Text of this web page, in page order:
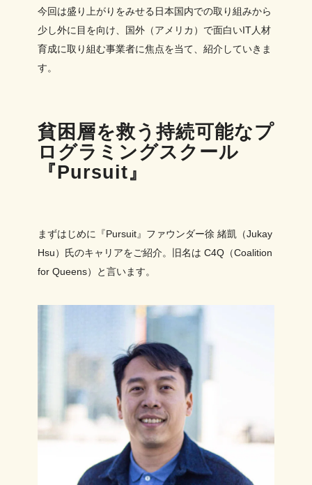
今回は盛り上がりをみせる日本国内での取り組みから
少し外に目を向け、国外（アメリカ）で面白いIT人材
育成に取り組む事業者に焦点を当て、紹介していきま
す。
貧困層を救う持続可能なプ
ログラミングスクール
『Pursuit』
まずはじめに『Pursuit』ファウンダー徐 緒凱（Jukay
Hsu）氏のキャリアをご紹介。旧名は C4Q（Coalition
for Queens）と言います。